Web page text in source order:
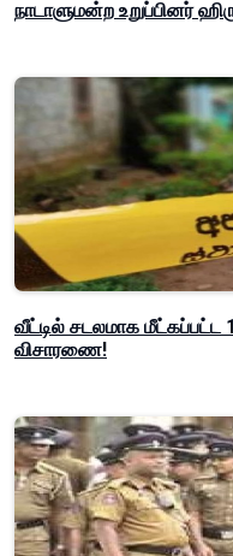
நாடாளுமன்ற உறுப்பினர்
வீட்டில் சடலமாக
விசாரணை!